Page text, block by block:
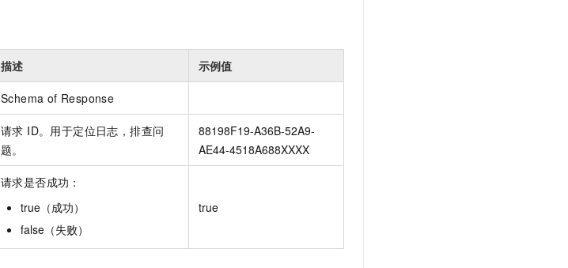
描述 示例值
Schema of Response
请求 ID。用于定位日志，排查问
题。
88198F19-A36B-52A9-
AE44-4518A688XXXX
请求是否成功：
true（成功）
false（失败）
true